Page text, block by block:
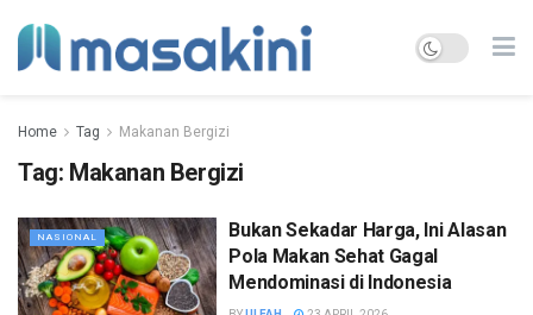
Home Tag Makanan Bergizi
Tag: Makanan Bergizi
NASIONAL
Bukan Sekadar Harga, Ini Alasan
Pola Makan Sehat Gagal
Mendominasi di Indonesia